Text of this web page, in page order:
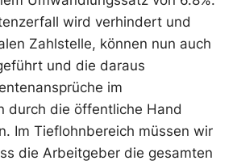
wird verhindert und
Zahlstelle, können nun auch
und die daraus
im
durch die öffentliche Hand
Im Tieflohnbereich müssen wir
die Arbeitgeber die gesamten